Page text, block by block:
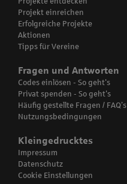
Projekt einreichen
Erfolgreiche Projekte
Aktionen
Tipps für Vereine
Fragen und Antworten
Codes einlösen - So geht's
Privat spenden - So geht's
Häufig gestellte Fragen / FAQ’s
Nutzungsbedingungen
Kleingedrucktes
Impressum
Datenschutz
Cookie Einstellungen